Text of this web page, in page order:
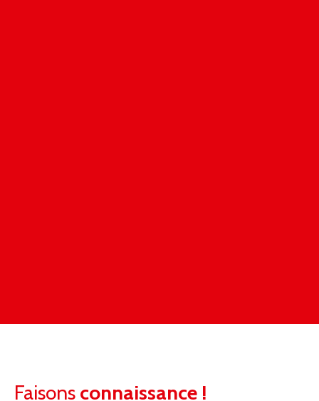
Faisons connaissance !